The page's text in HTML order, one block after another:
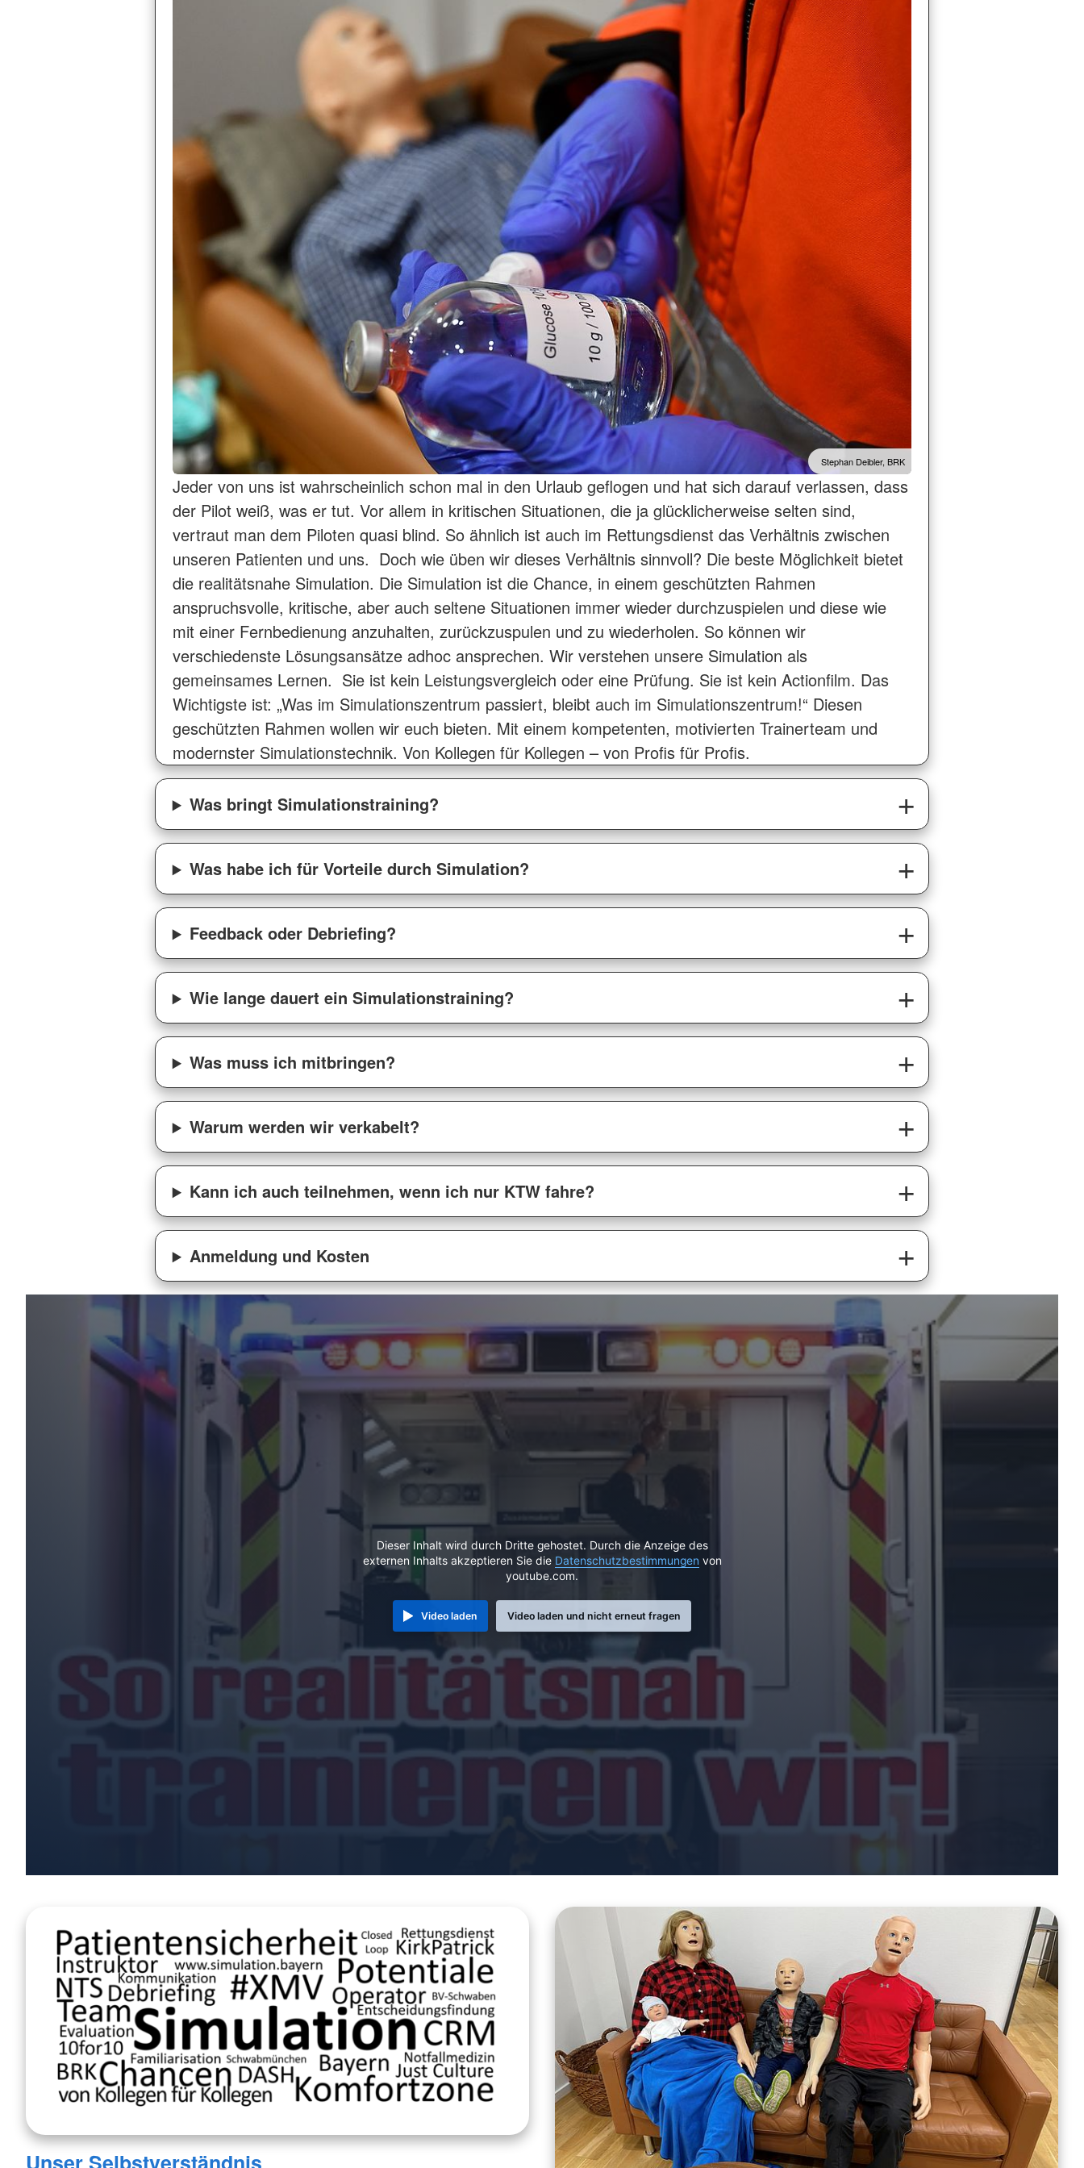
Stephan Deibler, BRK
Jeder von uns ist wahrscheinlich schon mal in den Urlaub geflogen und hat sich darauf verlassen, dass
der Pilot weiß, was er tut. Vor allem in kritischen Situationen, die ja glücklicherweise selten sind,
vertraut man dem Piloten quasi blind. So ähnlich ist auch im Rettungsdienst das Verhältnis zwischen
unseren Patienten und uns. Doch wie üben wir dieses Verhältnis sinnvoll? Die beste Möglichkeit bietet
die realitätsnahe Simulation. Die Simulation ist die Chance, in einem geschützten Rahmen
anspruchsvolle, kritische, aber auch seltene Situationen immer wieder durchzuspielen und diese wie
mit einer Fernbedienung anzuhalten, zurückzuspulen und zu wiederholen. So können wir
verschiedenste Lösungsansätze adhoc ansprechen. Wir verstehen unsere Simulation als
gemeinsames Lernen. Sie ist kein Leistungsvergleich oder eine Prüfung. Sie ist kein Actionfilm. Das
Wichtigste ist: „Was im Simulationszentrum passiert, bleibt auch im Simulationszentrum!“ Diesen
geschützten Rahmen wollen wir euch bieten. Mit einem kompetenten, motivierten Trainerteam und
modernster Simulationstechnik. Von Kollegen für Kollegen – von Profis für Profis.
Was bringt Simulationstraining?
Was habe ich für Vorteile durch Simulation?
Feedback oder Debriefing?
Wie lange dauert ein Simulationstraining?
Was muss ich mitbringen?
Warum werden wir verkabelt?
Kann ich auch teilnehmen, wenn ich nur KTW fahre?
Anmeldung und Kosten
Dieser Inhalt wird durch Dritte gehostet. Durch die Anzeige des
externen Inhalts akzeptieren Sie die Datenschutzbestimmungen von
youtube.com.
Video laden Video laden und nicht erneut fragen